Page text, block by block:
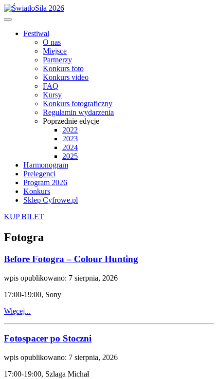
Festiwal
O nas
Miejsce
Partnerzy
Konkurs foto
Konkurs video
FAQ
Kursy
Konkurs fotograficzny
Regulamin wydarzenia
Poprzednie edycje
2022
2023
2024
2025
Harmonogram
Prelegenci
Program 2026
Konkurs
Sklep Cyfrowe.pl
KUP BILET
Fotogra
Before Fotogra – Colour Hunting
wpis opublikowano: 7 sierpnia, 2026
17:00-19:00, Sony
Więcej...
Fotospacer po Stoczni
wpis opublikowano: 7 sierpnia, 2026
17:00-19:00, Szlaga Michał